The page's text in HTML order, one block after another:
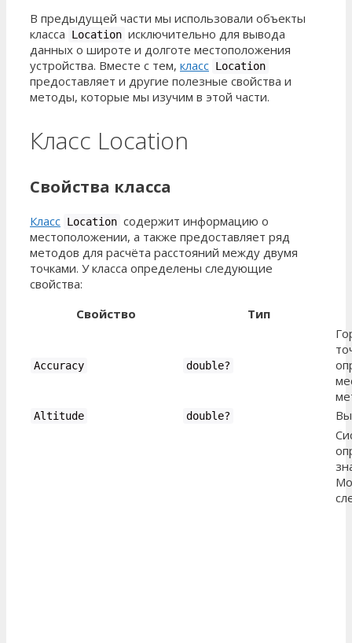
В предыдущей части мы использовали объекты
класса
Location исключительно для вывода
данных о широте и долготе местоположения
устройства. Вместе с тем, класс Location
предоставляет и другие полезные свойства и
методы, которые мы изучим в этой части.
Класс Location
Свойства класса
Класс Location содержит информацию о
местоположении, а также предоставляет ряд
методов для расчёта расстояний между двумя
точками. У класса определены следующие
свойства:
Свойство
Тип
Accuracy double?
Altitude double?